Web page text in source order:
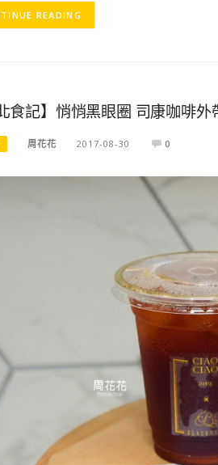
READING
食記】悄悄黑眼圈 司康咖啡
周花花 2017-08-30 0